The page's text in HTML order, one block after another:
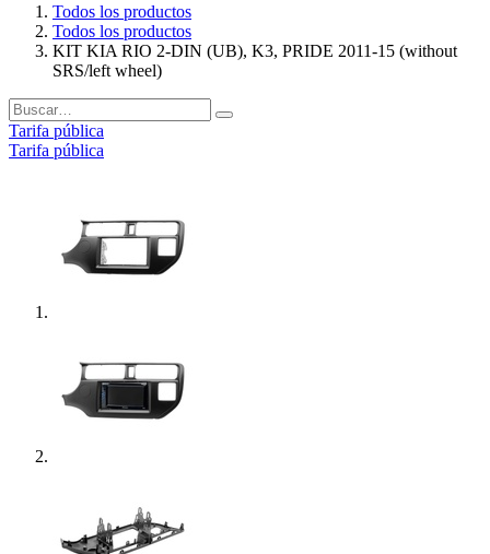
Todos los productos
Todos los productos
KIT KIA RIO 2-DIN (UB), K3, PRIDE 2011-15 (without
SRS/left wheel)
Tarifa pública
Tarifa pública